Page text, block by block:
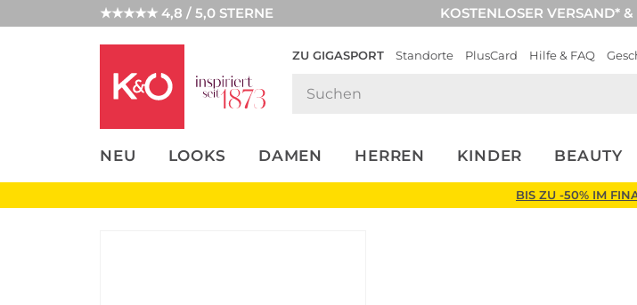
★★★★★ 4,8 / 5,0 STERNE KOSTENLOSER VERSAND*
ZU GIGASPORT Standorte PlusCard Hilfe & FAQ
NEU LOOKS DAMEN HERREN KINDER BEAUTY
UNSERE APP
CLICK &
BIS ZU -50% IM